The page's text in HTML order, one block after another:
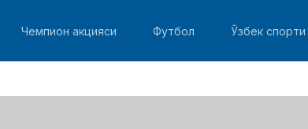
Чемпион акцияси Футбол Ўзбек спорти